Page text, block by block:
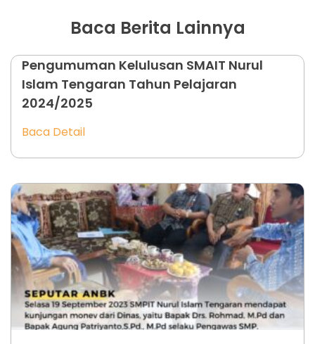
Baca Berita Lainnya
Pengumuman Kelulusan SMAIT Nurul
Islam Tengaran Tahun Pelajaran
2024/2025
Baca Detail